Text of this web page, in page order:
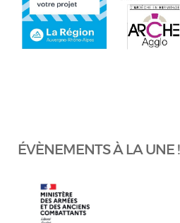
ÉVÈNEMENTS À LA UNE !